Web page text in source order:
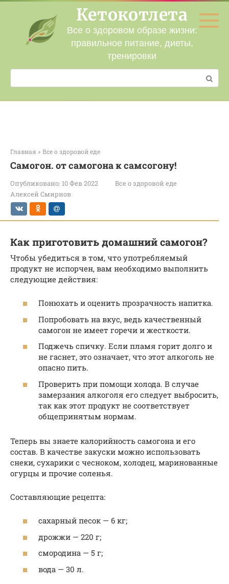
Перейти
контенту
Кетокотлета
Все о здоровом образе жизни:
правильное питание, диеты,
тренировки
Поиск:
Главная » Все о здоровой еде
Самогон. от самогона к самсогону!
Опубликовано: 10 Фев 2022
Все о здоровой еде
Алексей Смирнов
Как приготовить домашний самогон?
Чтобы убедиться в том, что употребляемый
продукт не испорчен, вам необходимо выполнить
следующие действия:
Понюхать и оценить прозрачность напитка.
Попробовать на вкус, ведь качественный
самогон не имеет горечи и жесткости.
Поджечь спичку. Если пламя горит долго и
не гаснет, это означает, что этот алкоголь не
опасно пить.
Проверить при помощи холода. В случае
замерзания алкоголя его следует выбросить,
так как этот продукт не соответствует
общепринятым нормам.
Теперь вы знаете калорийность самогона и его
состав. В качестве закуски можно использовать
снеки, сухарики с чесноком, холодец, маринованные
огурцы и прочие соленья.
Составляющие рецепта:
сахарный песок — 6 кг;
дрожжи — 220 г;
смородина — 5 г;
вода — 30 л.